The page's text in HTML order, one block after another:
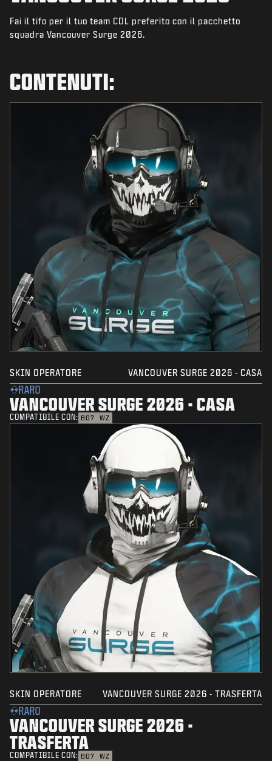
NOVITÀ
ASSISTENZA
ACCEDI|REGISTRATI
Fai il tifo per il tuo team CDL preferito con il pacchetto
squadra Vancouver Surge 2026.
CONTENUTI:
SKIN OPERATORE VANCOUVER SURGE 2026 - CASA
RARO
VANCOUVER SURGE 2026 - CASA
COMPATIBILE CON: BO7 WZ
SKIN OPERATORE VANCOUVER SURGE 2026 - TRASFERTA
RARO
VANCOUVER SURGE 2026 -
TRASFERTA
COMPATIBILE CON: BO7 WZ